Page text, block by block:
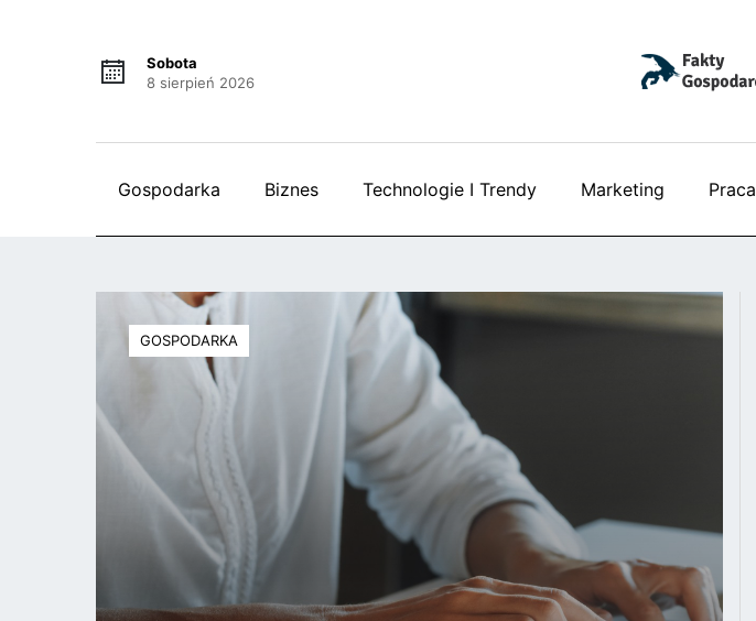
Sobota
8 sierpień 2026
Gospodarka Biznes Technologie I Trendy Marketing Praca
GOSPODARKA